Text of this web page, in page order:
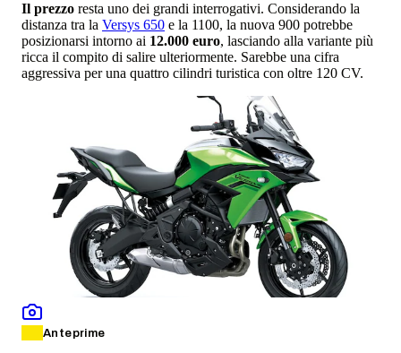
Il prezzo resta uno dei grandi interrogativi. Considerando la
distanza tra la Versys 650 e la 1100, la nuova 900 potrebbe
posizionarsi intorno ai 12.000 euro, lasciando alla variante più
ricca il compito di salire ulteriormente. Sarebbe una cifra
aggressiva per una quattro cilindri turistica con oltre 120 CV.
Anteprime